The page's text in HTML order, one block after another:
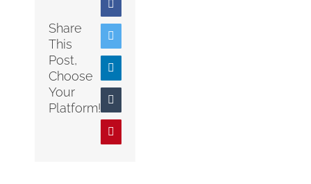
Share
This
Post,
Choose
Your
Platform!